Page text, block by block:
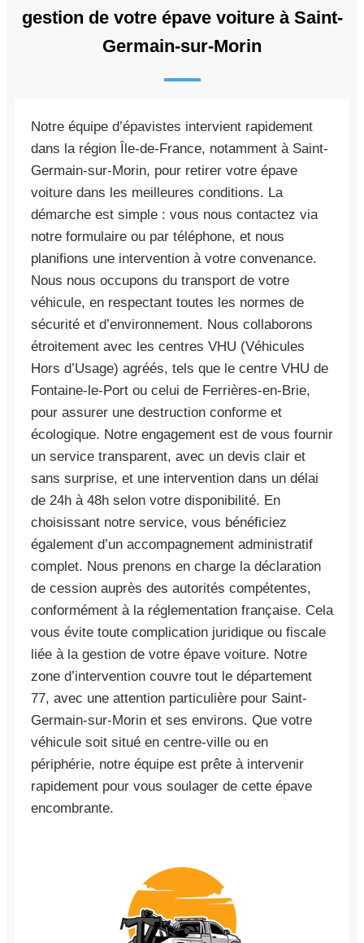
gestion de votre épave voiture à Saint-
Germain-sur-Morin
Notre équipe d’épavistes intervient rapidement
dans la région Île-de-France, notamment à Saint-
Germain-sur-Morin, pour retirer votre épave
voiture dans les meilleures conditions. La
démarche est simple : vous nous contactez via
notre formulaire ou par téléphone, et nous
planifions une intervention à votre convenance.
Nous nous occupons du transport de votre
véhicule, en respectant toutes les normes de
sécurité et d’environnement. Nous collaborons
étroitement avec les centres VHU (Véhicules
Hors d’Usage) agréés, tels que le centre VHU de
Fontaine-le-Port ou celui de Ferrières-en-Brie,
pour assurer une destruction conforme et
écologique. Notre engagement est de vous fournir
un service transparent, avec un devis clair et
sans surprise, et une intervention dans un délai
de 24h à 48h selon votre disponibilité. En
choisissant notre service, vous bénéficiez
également d’un accompagnement administratif
complet. Nous prenons en charge la déclaration
de cession auprès des autorités compétentes,
conformément à la réglementation française. Cela
vous évite toute complication juridique ou fiscale
liée à la gestion de votre épave voiture. Notre
zone d’intervention couvre tout le département
77, avec une attention particulière pour Saint-
Germain-sur-Morin et ses environs. Que votre
véhicule soit situé en centre-ville ou en
périphérie, notre équipe est prête à intervenir
rapidement pour vous soulager de cette épave
encombrante.